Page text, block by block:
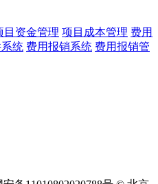
目资金管理 项目成本管理 费用
统 费用报销系统 费用报销管